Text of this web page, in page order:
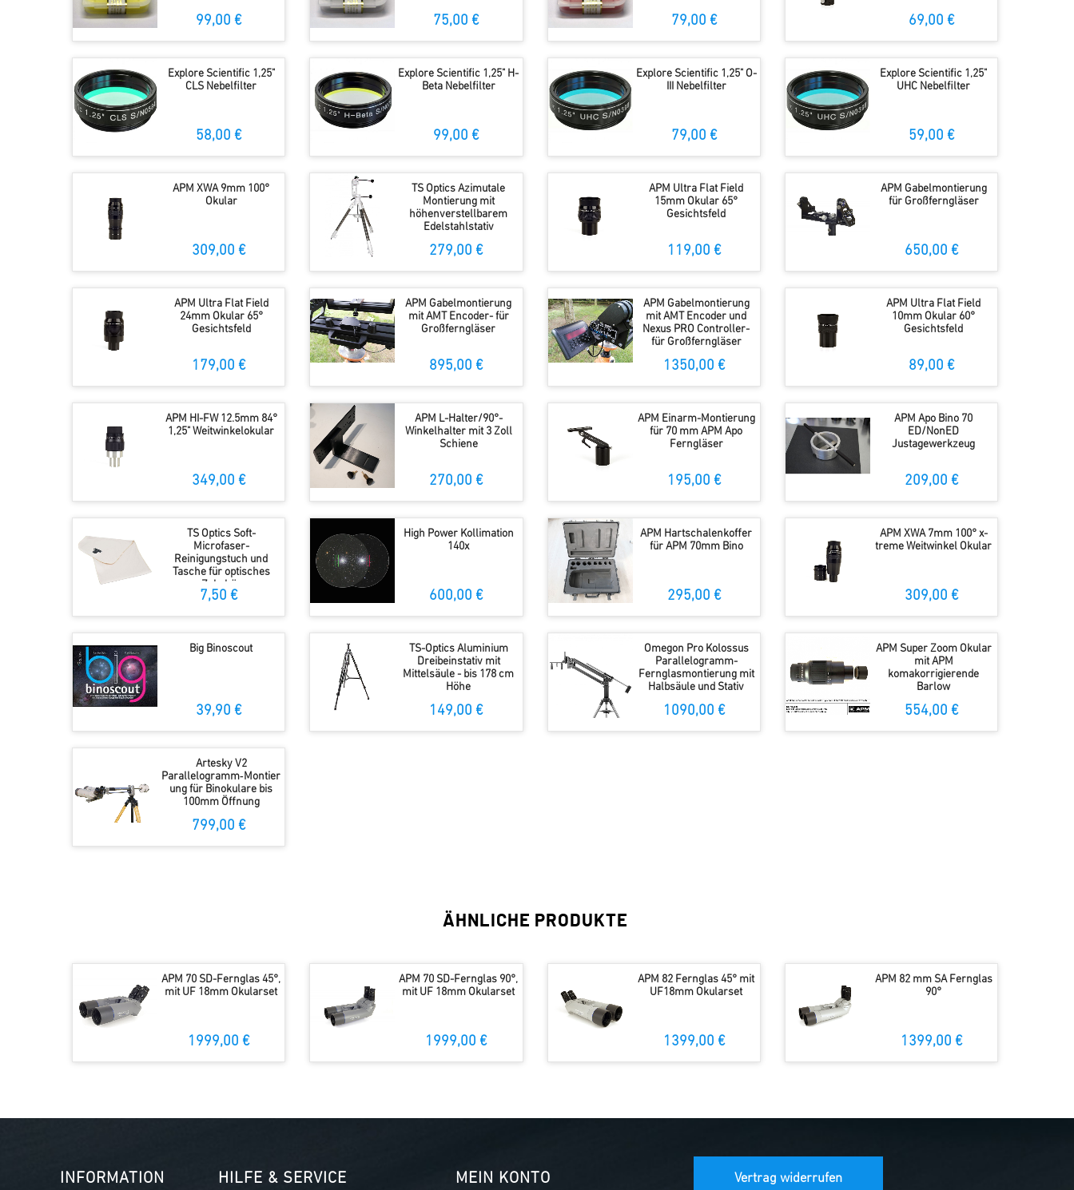
99,00 € 75,00 € 79,00 € 69,00 €
Explore Scientific 1,25"
CLS Nebelfilter
58,00 €
Explore Scientific 1,25" H-
Beta Nebelfilter
99,00 €
Explore Scientific 1,25" O-
III Nebelfilter
79,00 €
Explore Scientific 1,25"
UHC Nebelfilter
59,00 €
APM XWA 9mm 100°
Okular
309,00 €
TS Optics Azimutale
Montierung mit
höhenverstellbarem
Edelstahlstativ
279,00 €
APM Ultra Flat Field
15mm Okular 65°
Gesichtsfeld
119,00 €
APM Gabelmontierung
für Großferngläser
650,00 €
APM Ultra Flat Field
24mm Okular 65°
Gesichtsfeld
179,00 €
APM Gabelmontierung
mit AMT Encoder- für
Großferngläser
895,00 €
APM Gabelmontierung
mit AMT Encoder und
Nexus PRO Controller-
für Großferngläser
1350,00 €
APM Ultra Flat Field
10mm Okular 60°
Gesichtsfeld
89,00 €
APM HI-FW 12.5mm 84°
1,25" Weitwinkelokular
349,00 €
APM L-Halter/90°-
Winkelhalter mit 3 Zoll
Schiene
270,00 €
APM Einarm-Montierung
für 70 mm APM Apo
Ferngläser
195,00 €
APM Apo Bino 70
ED/NonED
Justagewerkzeug
209,00 €
TS Optics Soft-
Microfaser-
Reinigungstuch und
Tasche für optisches
Zubehör
7,50 €
High Power Kollimation
140x
600,00 €
APM Hartschalenkoffer
für APM 70mm Bino
295,00 €
APM XWA 7mm 100° x-
treme Weitwinkel Okular
309,00 €
Big Binoscout
39,90 €
TS-Optics Aluminium
Dreibeinstativ mit
Mittelsäule - bis 178 cm
Höhe
149,00 €
Omegon Pro Kolossus
Parallelogramm-
Fernglasmontierung mit
Halbsäule und Stativ
1090,00 €
APM Super Zoom Okular
mit APM
komakorrigierende
Barlow
554,00 €
Artesky V2
Parallelogramm‑Montier
ung für Binokulare bis
100mm Öffnung
799,00 €
ÄHNLICHE PRODUKTE
APM 70 SD-Fernglas 45°,
mit UF 18mm Okularset
1999,00 €
APM 70 SD-Fernglas 90°,
mit UF 18mm Okularset
1999,00 €
APM 82 Fernglas 45° mit
UF18mm Okularset
1399,00 €
APM 82 mm SA Fernglas
90°
1399,00 €
INFORMATION HILFE & SERVICE MEIN KONTO Vertrag widerrufen